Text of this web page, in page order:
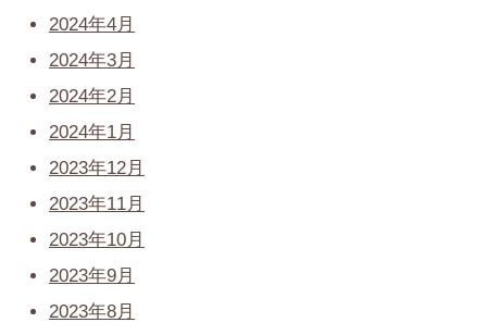
2024年4月
2024年3月
2024年2月
2024年1月
2023年12月
2023年11月
2023年10月
2023年9月
2023年8月